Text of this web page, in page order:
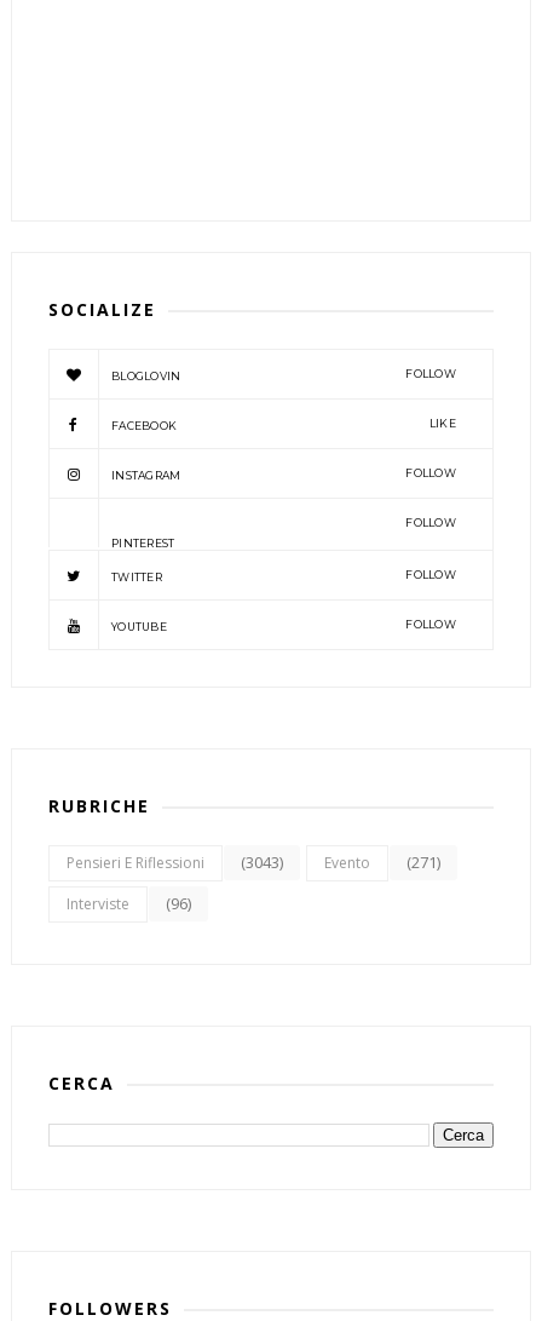
SOCIALIZE
BLOGLOVIN FOLLOW
FACEBOOK LIKE
INSTAGRAM FOLLOW
PINTEREST
FOLLOW
TWITTER FOLLOW
YOUTUBE FOLLOW
RUBRICHE
Pensieri E Riflessioni (3043) Evento (271)
Interviste (96)
CERCA
FOLLOWERS